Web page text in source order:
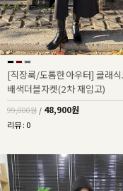
[직장룩/도톰한아우터] 클래식
배색더블자켓(2차 재입고)
99,000원 / 48,900원
리뷰 : 0